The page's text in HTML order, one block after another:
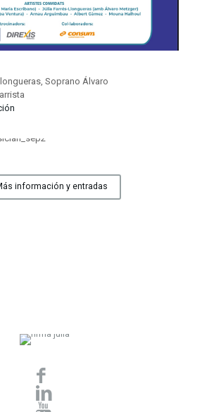
Soprano Álvaro
información y entradas